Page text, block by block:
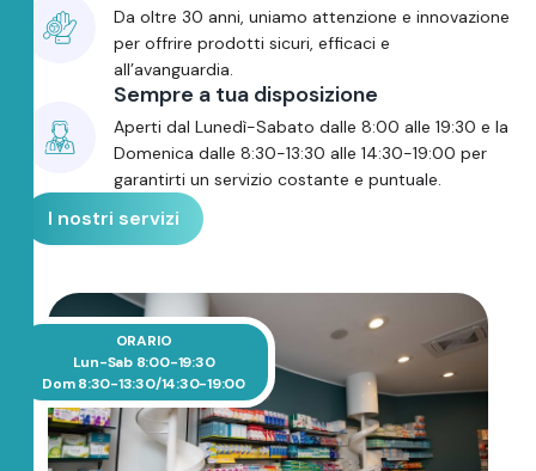
Da oltre 30 anni, uniamo attenzione e innovazione
per offrire prodotti sicuri, efficaci e
all’avanguardia.
Sempre a tua disposizione
Aperti dal Lunedì-Sabato dalle 8:00 alle 19:30 e la
Domenica dalle 8:30-13:30 alle 14:30-19:00 per
garantirti un servizio costante e puntuale.
I nostri servizi
ORARIO
Lun-Sab 8:00-19:30
Dom 8:30-13:30/14:30-19:00